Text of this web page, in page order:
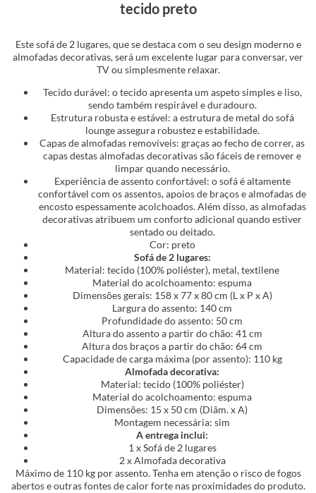
tecido preto
Este sofá de 2 lugares, que se destaca com o seu design moderno e
almofadas decorativas, será um excelente lugar para conversar, ver
TV ou simplesmente relaxar.
Tecido durável: o tecido apresenta um aspeto simples e liso,
sendo também respirável e duradouro.
Estrutura robusta e estável: a estrutura de metal do sofá
lounge assegura robustez e estabilidade.
Capas de almofadas removíveis: graças ao fecho de correr, as
capas destas almofadas decorativas são fáceis de remover e
limpar quando necessário.
Experiência de assento confortável: o sofá é altamente
confortável com os assentos, apoios de braços e almofadas de
encosto espessamente acolchoados. Além disso, as almofadas
decorativas atribuem um conforto adicional quando estiver
sentado ou deitado.
Cor: preto
Sofá de 2 lugares:
Material: tecido (100% poliéster), metal, textilene
Material do acolchoamento: espuma
Dimensões gerais: 158 x 77 x 80 cm (L x P x A)
Largura do assento: 140 cm
Profundidade do assento: 50 cm
Altura do assento a partir do chão: 41 cm
Altura dos braços a partir do chão: 64 cm
Capacidade de carga máxima (por assento): 110 kg
Almofada decorativa:
Material: tecido (100% poliéster)
Material do acolchoamento: espuma
Dimensões: 15 x 50 cm (Diâm. x A)
Montagem necessária: sim
A entrega inclui:
1 x Sofá de 2 lugares
2 x Almofada decorativa
Máximo de 110 kg por assento. Tenha em atenção o risco de fogos
abertos e outras fontes de calor forte nas proximidades do produto.